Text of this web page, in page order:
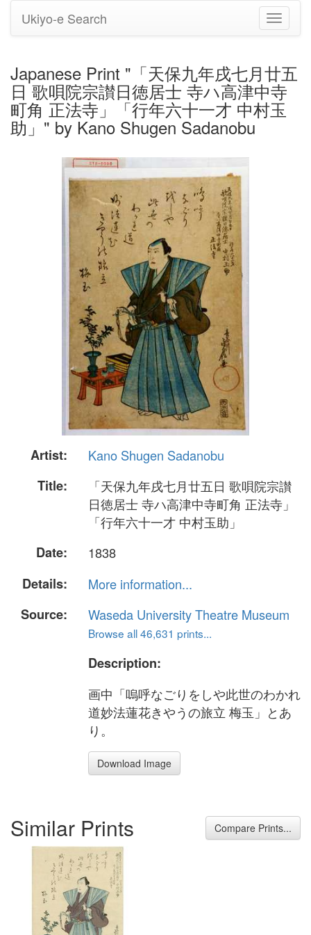
Toggle
Ukiyo-e Search
Japanese Print "「天保九年戌七月廿五
日 歌唄院宗讃日徳居士 寺ハ高津中寺
町角 正法寺」「行年六十一才 中村玉
助」" by Kano Shugen Sadanobu
Artist:
Kano Shugen Sadanobu
Title:
「天保九年戌七月廿五日 歌唄院宗讃
日徳居士 寺ハ高津中寺町角 正法寺」
「行年六十一才 中村玉助」
Date:
1838
Details:
More information...
Source:
Waseda University Theatre Museum
Browse all 46,631 prints...
Description:
画中「嗚呼なごりをしや此世のわかれ
道妙法蓮花きやうの旅立 梅玉」とあ
り。
Download Image
Similar Prints Compare Prints...